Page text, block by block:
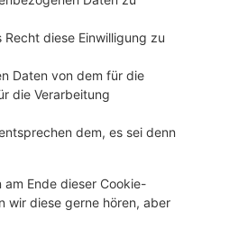
diese Einwilligung zu
Daten von dem für die
die Verarbeitung
dem, es sei denn
Ende dieser Cookie-
wir diese gerne hören, aber